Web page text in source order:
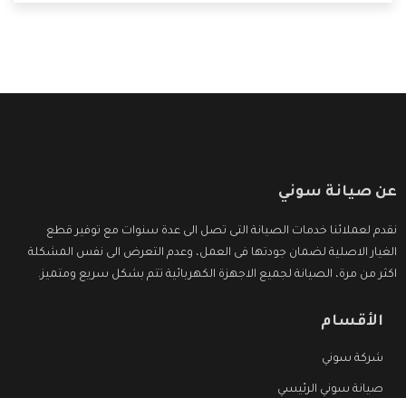
عن صيانة سوني
نقدم لعملائنا خدمات الصيانة التى تصل الى عدة سنوات مع توفير قطع
الغيار الاصلية لضمان جودتها فى العمل، وعدم التعرض الى نفس المشكلة
اكثر من مرة، الصيانة لجميع الاجهزة الكهربائية تتم بشكل سريع ومتميز.
الأقسام
شركة سوني
صيانة سوني الرئيسي